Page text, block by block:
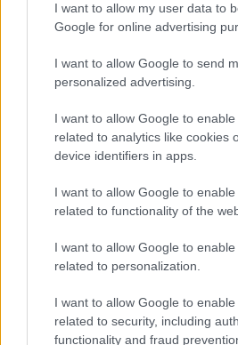
I want to allow my user data to
Google for online advertising
I want to allow Google to send
personalized advertising.
I want to allow Google to
related to analytics like cookies
device identifiers in apps.
I want to allow Google to
related to functionality of the
I want to allow Google to
related to personalization.
I want to allow Google to
related to security, including
functionality and fraud
Életmód
módszert, amivel klíma